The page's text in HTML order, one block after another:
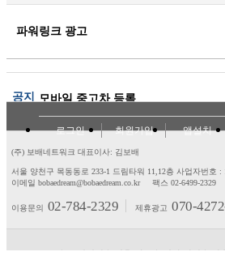
파워링크 광고
공지 모바일 중고차 등록
로그인 회원가입 앱설치
(주) 보배네트워크 대표이사: 김보배
서울 양천구 목동동로 233-1 드림타워 11,12층 사업자번호 :
이메일 bobaedream@bobaedream.co.kr
팩스 02-6499-2329
이용문의 02-784-2329 제휴광고 070-
고객센터 제휴/광고 제안/건의 이